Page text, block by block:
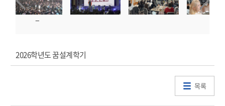
2026학년도 꿈설계학기
목록